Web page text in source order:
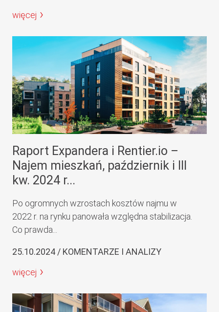
więcej
Raport Expandera i Rentier.io –
Najem mieszkań, październik i III
kw. 2024 r...
Po ogromnych wzrostach kosztów najmu w
2022 r. na rynku panowała względna stabilizacja.
Co prawda...
25.10.2024 / KOMENTARZE I ANALIZY
więcej